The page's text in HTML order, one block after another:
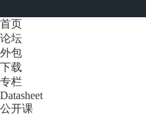
首页
论坛
外包
下载
专栏
Datasheet
公开课